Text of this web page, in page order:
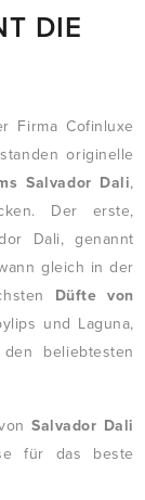
DIE
Firma Cofinluxe
originelle
Salvador Dali,
Der erste,
Dali, genannt
gleich in der
Düfte von
und Laguna,
beliebtesten
vonSalvador Dali
für das beste